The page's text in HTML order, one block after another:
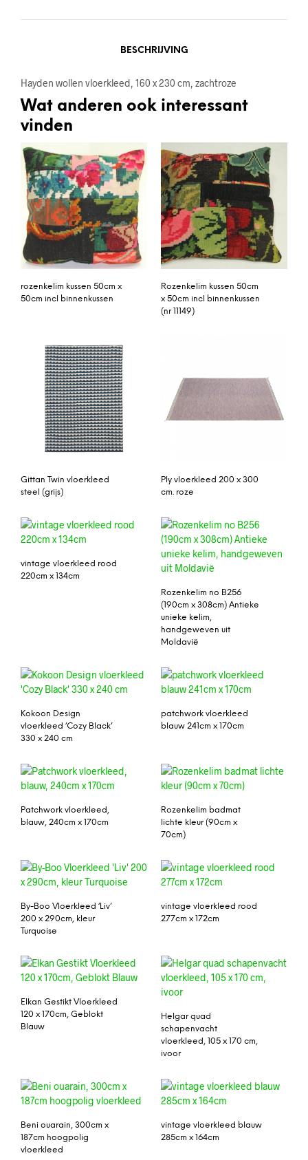
BESCHRIJVING
Hayden wollen vloerkleed, 160 x 230 cm, zachtroze
Wat anderen ook interessant
vinden
rozenkelim kussen 50cm x
50cm incl binnenkussen
Rozenkelim kussen 50cm
x 50cm incl binnenkussen
(nr 11149)
Gittan Twin vloerkleed
steel (grijs)
Ply vloerkleed 200 x 300
cm. roze
vintage vloerkleed rood
220cm x 134cm
Rozenkelim no B256
(190cm x 308cm) Antieke
unieke kelim,
handgeweven uit
Moldavië
Kokoon Design
vloerkleed ‘Cozy Black’
330 x 240 cm
patchwork vloerkleed
blauw 241cm x 170cm
Patchwork vloerkleed,
blauw, 240cm x 170cm
Rozenkelim badmat
lichte kleur (90cm x
70cm)
By-Boo Vloerkleed ‘Liv’
200 x 290cm, kleur
Turquoise
vintage vloerkleed rood
277cm x 172cm
Elkan Gestikt Vloerkleed
120 x 170cm, Geblokt
Blauw
Helgar quad
schapenvacht
vloerkleed, 105 x 170 cm,
ivoor
Beni ouarain, 300cm x
187cm hoogpolig
vloerkleed
vintage vloerkleed blauw
285cm x 164cm